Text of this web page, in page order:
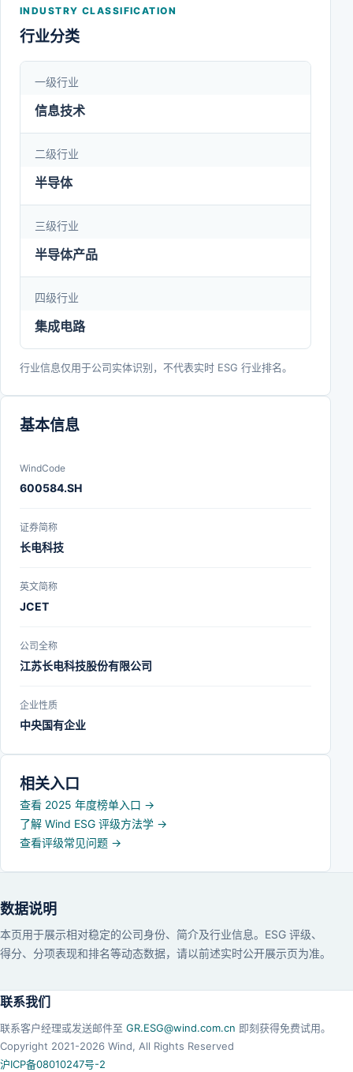
和两大研发中心，并在20多个国家和地区设有业务
INDUSTRY CLASSIFICATION
行业分类
一级行业
信息技术
二级行业
半导体
三级行业
半导体产品
四级行业
集成电路
行业信息仅用于公司实体识别，不代表实时 ESG 行业排名。
基本信息
WindCode
600584.SH
证券简称
长电科技
英文简称
JCET
公司全称
江苏长电科技股份有限公司
企业性质
中央国有企业
相关入口
查看 2025 年度榜单入口 →
了解 Wind ESG 评级方法学 →
查看评级常见问题 →
数据说明
本页用于展示相对稳定的公司身份、简介及行业信息。ESG 评级、
得分、分项表现和排名等动态数据，请以前述实时公开展示页为准。
联系我们
联系客户经理或发送邮件至 GR.ESG@wind.com.cn 即刻获得免费试用。
Copyright 2021-2026 Wind, All Rights Reserved
沪ICP备08010247号-2